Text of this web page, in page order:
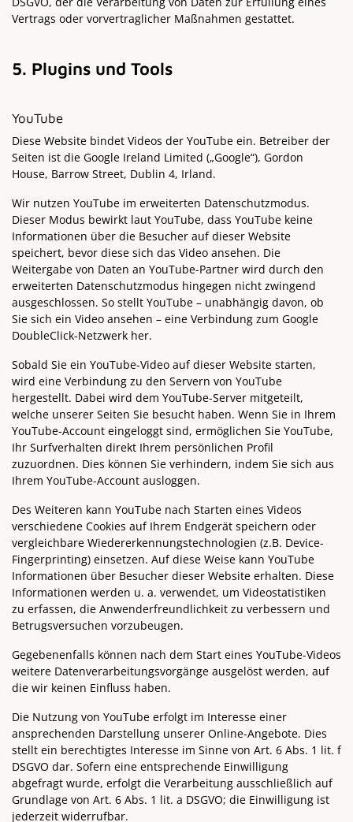
Vertrags oder vorvertraglicher Maßnahmen gestattet.
5. Plugins und Tools
YouTube
Diese Website bindet Videos der YouTube ein. Betreiber der
Seiten ist die Google Ireland Limited („Google“), Gordon
House, Barrow Street, Dublin 4, Irland.
Wir nutzen YouTube im erweiterten Datenschutzmodus.
Dieser Modus bewirkt laut YouTube, dass YouTube keine
Informationen über die Besucher auf dieser Website
speichert, bevor diese sich das Video ansehen. Die
Weitergabe von Daten an YouTube-Partner wird durch den
erweiterten Datenschutzmodus hingegen nicht zwingend
ausgeschlossen. So stellt YouTube – unabhängig davon, ob
Sie sich ein Video ansehen – eine Verbindung zum Google
DoubleClick-Netzwerk her.
Sobald Sie ein YouTube-Video auf dieser Website starten,
wird eine Verbindung zu den Servern von YouTube
hergestellt. Dabei wird dem YouTube-Server mitgeteilt,
welche unserer Seiten Sie besucht haben. Wenn Sie in Ihrem
YouTube-Account eingeloggt sind, ermöglichen Sie YouTube,
Ihr Surfverhalten direkt Ihrem persönlichen Profil
zuzuordnen. Dies können Sie verhindern, indem Sie sich aus
Ihrem YouTube-Account ausloggen.
Des Weiteren kann YouTube nach Starten eines Videos
verschiedene Cookies auf Ihrem Endgerät speichern oder
vergleichbare Wiedererkennungstechnologien (z.B. Device-
Fingerprinting) einsetzen. Auf diese Weise kann YouTube
Informationen über Besucher dieser Website erhalten. Diese
Informationen werden u. a. verwendet, um Videostatistiken
zu erfassen, die Anwenderfreundlichkeit zu verbessern und
Betrugsversuchen vorzubeugen.
Gegebenenfalls können nach dem Start eines YouTube-Videos
weitere Datenverarbeitungsvorgänge ausgelöst werden, auf
die wir keinen Einfluss haben.
Die Nutzung von YouTube erfolgt im Interesse einer
ansprechenden Darstellung unserer Online-Angebote. Dies
stellt ein berechtigtes Interesse im Sinne von Art. 6 Abs. 1 lit. f
DSGVO dar. Sofern eine entsprechende Einwilligung
abgefragt wurde, erfolgt die Verarbeitung ausschließlich auf
Grundlage von Art. 6 Abs. 1 lit. a DSGVO; die Einwilligung ist
jederzeit widerrufbar.